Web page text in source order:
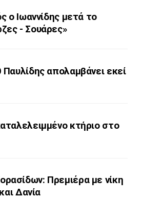
Ερυθρός
Αστέρας
Τότεναμ
Μπενφίκα
ο Ιωαννίδης μετά το
- Σουάρες»
απολαμβάνει εκεί
κτήριο στο
Πρεμιέρα με νίκη
Δανία